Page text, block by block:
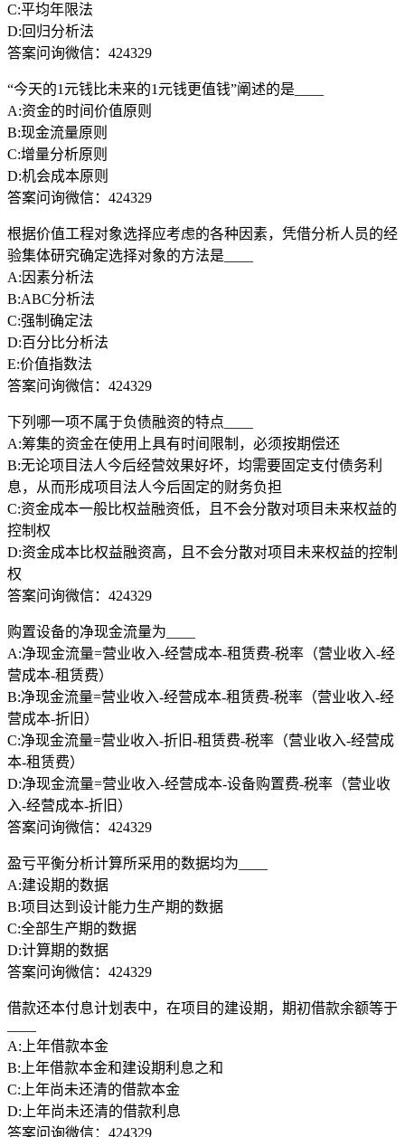
C:平均年限法
D:回归分析法
答案问询微信：424329
“今天的1元钱比未来的1元钱更值钱”阐述的是____
A:资金的时间价值原则
B:现金流量原则
C:增量分析原则
D:机会成本原则
答案问询微信：424329
根据价值工程对象选择应考虑的各种因素，凭借分析人员的经
验集体研究确定选择对象的方法是____
A:因素分析法
B:ABC分析法
C:强制确定法
D:百分比分析法
E:价值指数法
答案问询微信：424329
下列哪一项不属于负债融资的特点____
A:筹集的资金在使用上具有时间限制，必须按期偿还
B:无论项目法人今后经营效果好坏，均需要固定支付债务利
息，从而形成项目法人今后固定的财务负担
C:资金成本一般比权益融资低，且不会分散对项目未来权益的
控制权
D:资金成本比权益融资高，且不会分散对项目未来权益的控制
权
答案问询微信：424329
购置设备的净现金流量为____
A:净现金流量=营业收入-经营成本-租赁费-税率（营业收入-经
营成本-租赁费）
B:净现金流量=营业收入-经营成本-租赁费-税率（营业收入-经
营成本-折旧）
C:净现金流量=营业收入-折旧-租赁费-税率（营业收入-经营成
本-租赁费）
D:净现金流量=营业收入-经营成本-设备购置费-税率（营业收
入-经营成本-折旧）
答案问询微信：424329
盈亏平衡分析计算所采用的数据均为____
A:建设期的数据
B:项目达到设计能力生产期的数据
C:全部生产期的数据
D:计算期的数据
答案问询微信：424329
借款还本付息计划表中，在项目的建设期，期初借款余额等于
A:上年借款本金
B:上年借款本金和建设期利息之和
C:上年尚未还清的借款本金
D:上年尚未还清的借款利息
答案问询微信：424329